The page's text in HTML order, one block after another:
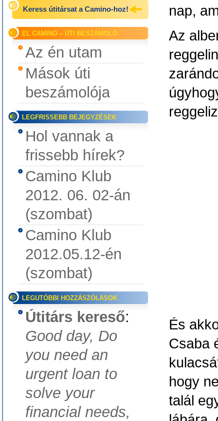
Keress útitársat a Camino-hoz!
EL CAMINO – ÚTI BESZÁMOLÓ
Az én utam
Mások úti
beszámolója
LEGFRISSEBB BEJEGYZÉSEK
Hol vannak a
frissebb hírek?
Camino Klub
2012. 06. 02-án
(szombat)
Camino Klub
2012.05.12-én
(szombat)
LEGUTÓBBI HOZZÁSZÓLÁSOK
Útitárs kereső:
Good day, Do
you need an
urgent loan to
solve your
financial needs,
nap,
Az
És
Csaba
hogy
talál